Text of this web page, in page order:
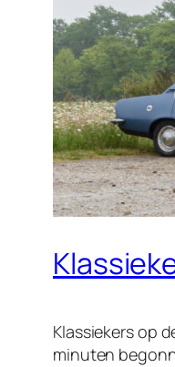
Klassiekers op
minuten